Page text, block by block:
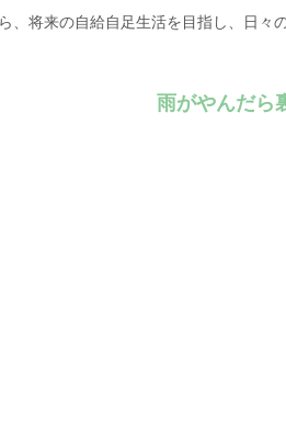
、将来の自給自足生活を目指し、日々
雨がやんだら